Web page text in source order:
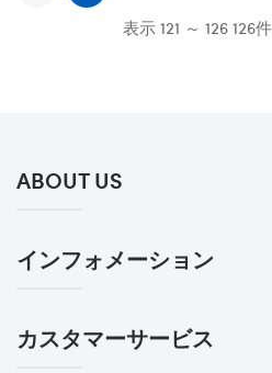
表示 121 ～ 126 126
ABOUT US
インフォメーション
カスタマーサービス